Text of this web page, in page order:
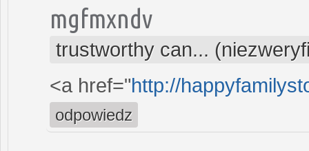
mgfmxndv
trustworthy can...
<a href="http://
odpowiedz